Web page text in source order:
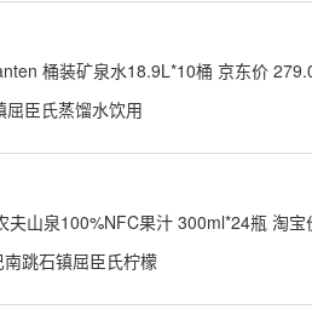
桶装矿泉水18.9L*10桶 京东价
臣氏蒸馏水饮用
山泉100%NFC果汁 300ml*24瓶 淘
跳石镇屈臣氏柠檬